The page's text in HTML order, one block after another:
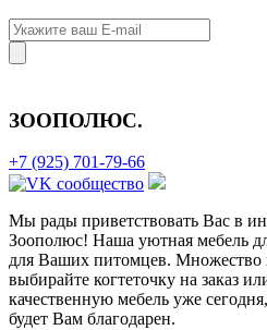
ЗООПОЛЮС.
+7 (925) 701-79-66
Мы рады приветствовать Вас в
Зоополюс! Наша уютная мебель
для Ваших питомцев. Множество
выбирайте когтеточку на заказ
качественную мебель уже
будет Вам благодарен.